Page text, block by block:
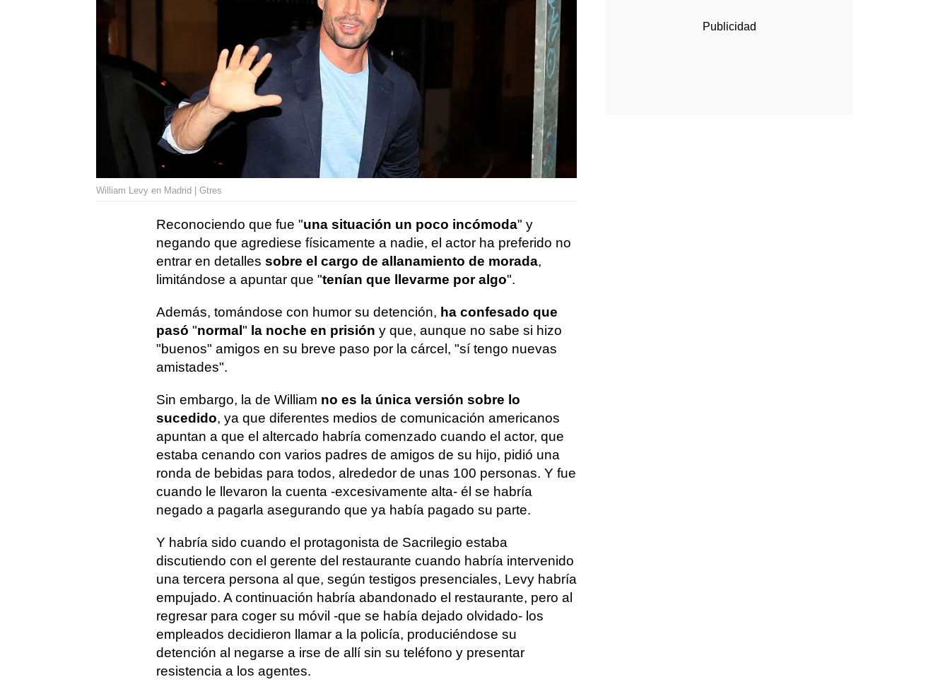
William Levy en Madrid | Gtres
Reconociendo que fue "una situación un poco incómoda" y
negando que agrediese físicamente a nadie, el actor ha preferido no
entrar en detalles sobre el cargo de allanamiento de morada,
limitándose a apuntar que "tenían que llevarme por algo".
Además, tomándose con humor su detención, ha confesado que
pasó "normal" la noche en prisión y que, aunque no sabe si hizo
"buenos" amigos en su breve paso por la cárcel, "sí tengo nuevas
amistades".
Sin embargo, la de William no es la única versión sobre lo
sucedido, ya que diferentes medios de comunicación americanos
apuntan a que el altercado habría comenzado cuando el actor, que
estaba cenando con varios padres de amigos de su hijo, pidió una
ronda de bebidas para todos, alrededor de unas 100 personas. Y fue
cuando le llevaron la cuenta -excesivamente alta- él se habría
negado a pagarla asegurando que ya había pagado su parte.
Y habría sido cuando el protagonista de Sacrilegio estaba
discutiendo con el gerente del restaurante cuando habría intervenido
una tercera persona al que, según testigos presenciales, Levy habría
empujado. A continuación habría abandonado el restaurante, pero al
regresar para coger su móvil -que se había dejado olvidado- los
empleados decidieron llamar a la policía, produciéndose su
detención al negarse a irse de allí sin su teléfono y presentar
resistencia a los agentes.